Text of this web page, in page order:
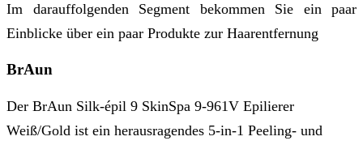
Im darauffolgenden Segment bekommen Sie ein paar
Einblicke über ein paar Produkte zur Haarentfernung
BrAun
Der BrAun Silk-épil 9 SkinSpa 9-961V Epilierer
Weiß/Gold ist ein herausragendes 5-in-1 Peeling- und